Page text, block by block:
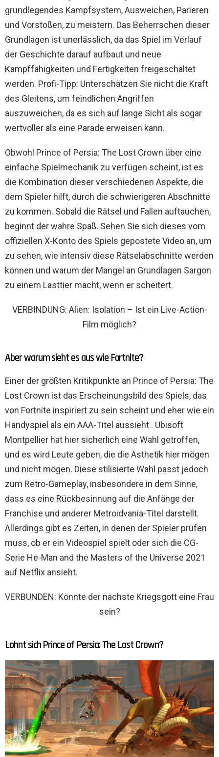
grundlegendes Kampfsystem, Ausweichen, Parieren
und Vorstoßen, zu meistern. Das Beherrschen dieser
Grundlagen ist unerlässlich, da das Spiel im Verlauf
der Geschichte darauf aufbaut und neue
Kampffähigkeiten und Fertigkeiten freigeschaltet
werden. Profi-Tipp: Unterschätzen Sie nicht die Kraft
des Gleitens, um feindlichen Angriffen
auszuweichen, da es sich auf lange Sicht als sogar
wertvoller als eine Parade erweisen kann.
Obwohl Prince of Persia: The Lost Crown über eine
einfache Spielmechanik zu verfügen scheint, ist es
die Kombination dieser verschiedenen Aspekte, die
dem Spieler hilft, durch die schwierigeren Abschnitte
zu kommen. Sobald die Rätsel und Fallen auftauchen,
beginnt der wahre Spaß. Sehen Sie sich dieses vom
offiziellen X-Konto des Spiels gepostete Video an, um
zu sehen, wie intensiv diese Rätselabschnitte werden
können und warum der Mangel an Grundlagen Sargon
zu einem Lasttier macht, wenn er scheitert.
VERBINDUNG: Alien: Isolation – Ist ein Live-Action-
Film möglich?
Aber warum sieht es aus wie Fortnite?
Einer der größten Kritikpunkte an Prince of Persia: The
Lost Crown ist das Erscheinungsbild des Spiels, das
von Fortnite inspiriert zu sein scheint und eher wie ein
Handyspiel als ein AAA-Titel aussieht . Ubisoft
Montpellier hat hier sicherlich eine Wahl getroffen,
und es wird Leute geben, die die Ästhetik hier mögen
und nicht mögen. Diese stilisierte Wahl passt jedoch
zum Retro-Gameplay, insbesondere in dem Sinne,
dass es eine Rückbesinnung auf die Anfänge der
Franchise und anderer Metroidvania-Titel darstellt.
Allerdings gibt es Zeiten, in denen der Spieler prüfen
muss, ob er ein Videospiel spielt oder sich die CG-
Serie He-Man and the Masters of the Universe 2021
auf Netflix ansieht.
VERBUNDEN: Könnte der nächste Kriegsgott eine Frau
sein?
Lohnt sich Prince of Persia: The Lost Crown?